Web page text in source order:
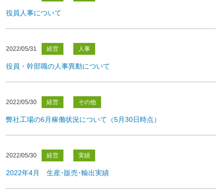
役員人事について
2022/05/31 経営 人事
役員・幹部職の人事異動について
2022/05/30 経営 その他
弊社工場の6月稼働状況について（5月30日時点）
2022/05/30 経営 実績
2022年4月 生産･販売･輸出実績